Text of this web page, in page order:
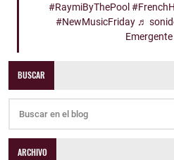
#RaymiByThePool
#NewMusicFriday ♬
Emergente
BUSCAR
ARCHIVO